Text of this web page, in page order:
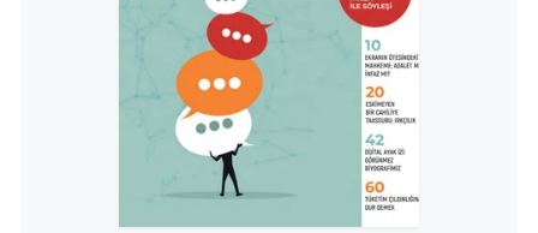
Trabzon Müftülüğü
Tunceli Müftülüğü
Uşak Müftülüğü